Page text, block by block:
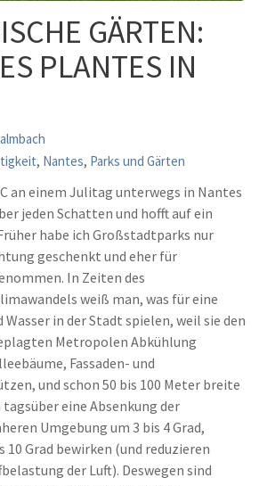
GÄRTEN:
PLANTES IN
, Nantes, Parks und Gärten
an einem Julitag unterwegs in Nantes
jeden Schatten und hofft auf ein
habe ich Großstadtparks nur
geschenkt und eher für
In Zeiten des
weiß man, was für eine
in der Stadt spielen, weil sie den
Metropolen Abkühlung
Fassaden- und
und schon 50 bis 100 Meter breite
eine Absenkung der
Umgebung um 3 bis 4 Grad,
10 Grad bewirken (und reduzieren
der Luft). Deswegen sind